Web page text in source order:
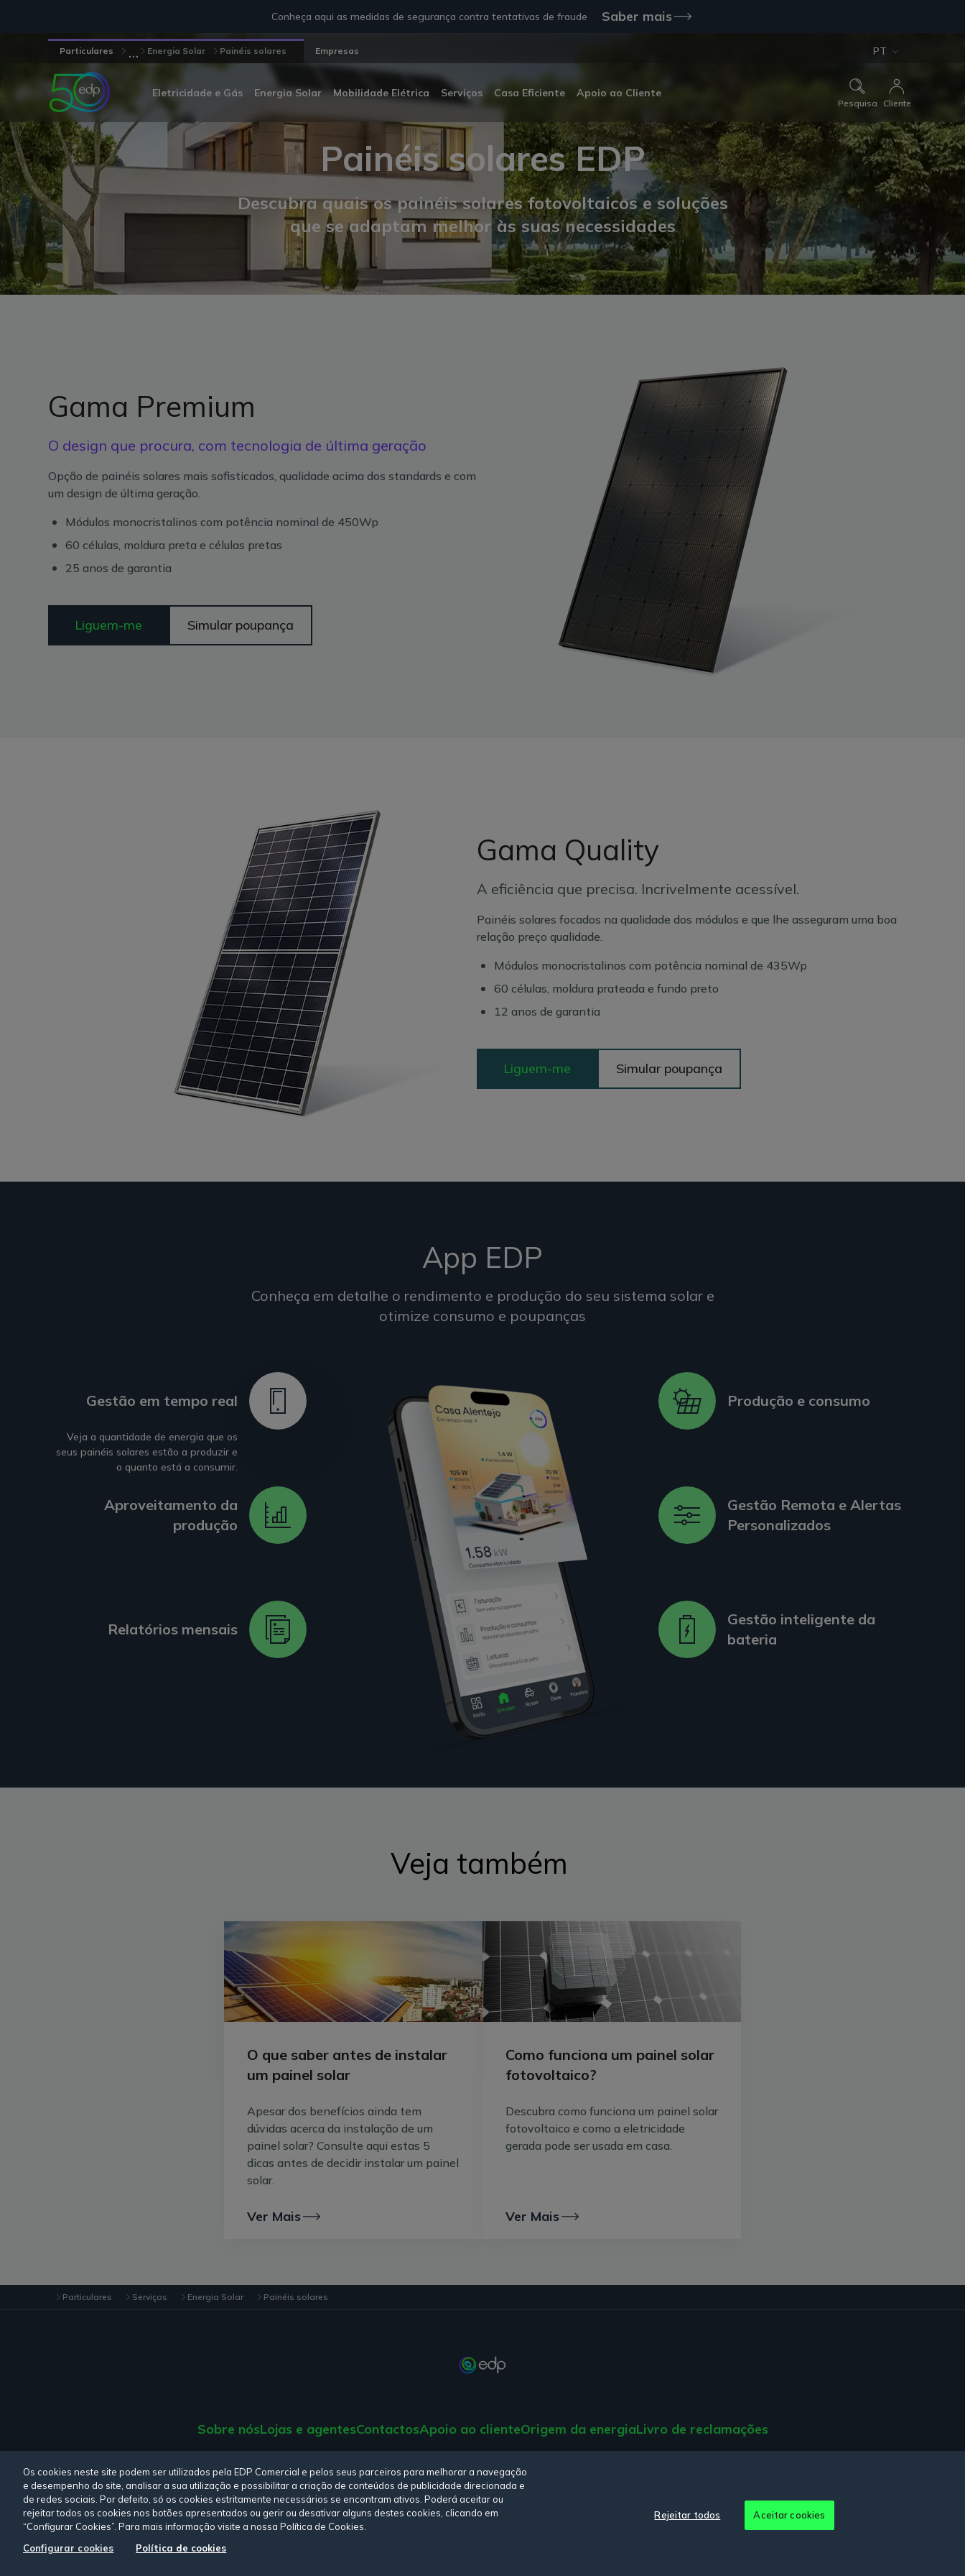
Conheça aqui as medidas de segurança contra tentativas de fraude Saber mais
Particulares ... Energia Solar Painéis solares Empresas PT
Eletricidade e Gás Energia Solar Mobilidade Elétrica Serviços Casa Eficiente Apoio ao Cliente
Pesquisa Cliente
Painéis solares EDP
Descubra quais os painéis solares fotovoltaicos e soluções
que se adaptam melhor às suas necessidades
Gama Premium
O design que procura, com tecnologia de última geração
Opção de painéis solares mais sofisticados, qualidade acima dos standards e com
um design de última geração.
Módulos monocristalinos com potência nominal de 450Wp
60 células, moldura preta e células pretas
25 anos de garantia
Liguem-me Simular poupança
Gama Quality
A eficiência que precisa. Incrivelmente acessível.
Painéis solares focados na qualidade dos módulos e que lhe asseguram uma boa
relação preço qualidade.
Módulos monocristalinos com potência nominal de 435Wp
60 células, moldura prateada e fundo preto
12 anos de garantia
Liguem-me Simular poupança
App EDP
Conheça em detalhe o rendimento e produção do seu sistema solar e
otimize consumo e poupanças
Gestão em tempo real
Veja a quantidade de energia que os
seus painéis solares estão a produzir e
o quanto está a consumir.
Produção e consumo
Aproveitamento da
produção
Gestão Remota e Alertas
Personalizados
Relatórios mensais
Gestão inteligente da
bateria
Veja também
O que saber antes de instalar
um painel solar
Apesar dos benefícios ainda tem
dúvidas acerca da instalação de um
painel solar? Consulte aqui estas 5
dicas antes de decidir instalar um painel
solar.
Ver Mais
Como funciona um painel solar
fotovoltaico?
Descubra como funciona um painel solar
fotovoltaico e como a eletricidade
gerada pode ser usada em casa.
Ver Mais
Particulares Serviços Energia Solar Painéis solares
Sobre nósLojas e agentesContactosApoio ao clienteOrigem da energiaLivro de reclamações
Consulte a nossaPolítica de privacidade, Política de cookies,Termos e Condições
Siga-nos:
Os cookies neste site podem ser utilizados pela EDP Comercial e pelos seus parceiros para melhorar a navegação
e desempenho do site, analisar a sua utilização e possibilitar a criação de conteúdos de publicidade direcionada e
de redes sociais. Por defeito, só os cookies estritamente necessários se encontram ativos. Poderá aceitar ou
rejeitar todos os cookies nos botões apresentados ou gerir ou desativar alguns destes cookies, clicando em
“Configurar Cookies”. Para mais informação visite a nossa Política de Cookies.
Configurar cookies
Política de cookies
Rejeitar todos Aceitar cookies